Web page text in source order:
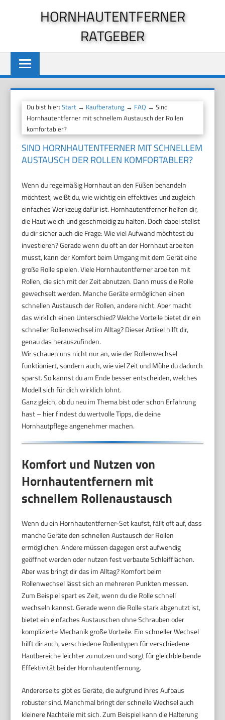
HORNHAUTENTFERNER
RATGEBER
Du bist hier:Start → Kaufberatung → FAQ → Sind
Hornhautentferner mit schnellem Austausch der Rollen
komfortabler?
SIND HORNHAUTENTFERNER MIT SCHNELLEM
AUSTAUSCH DER ROLLEN KOMFORTABLER?
Wenn du regelmäßig Hornhaut an den Füßen behandeln
möchtest, weißt du, wie wichtig ein effektives und zugleich
einfaches Werkzeug dafür ist. Hornhautentferner helfen dir,
die Haut weich und geschmeidig zu halten. Doch dabei stellst
du dir sicher auch die Frage: Wie viel Aufwand möchtest du
investieren? Gerade wenn du oft an der Hornhaut arbeiten
musst, kann der Komfort beim Umgang mit dem Gerät eine
große Rolle spielen. Viele Hornhautentferner arbeiten mit
Rollen, die sich mit der Zeit abnutzen. Dann muss die Rolle
gewechselt werden. Manche Geräte ermöglichen einen
schnellen Austausch der Rollen, andere nicht. Aber macht
das wirklich einen Unterschied? Welche Vorteile bietet dir ein
schneller Rollenwechsel im Alltag? Dieser Artikel hilft dir,
genau das herauszufinden.
Wir schauen uns nicht nur an, wie der Rollenwechsel
funktioniert, sondern auch, wie viel Zeit und Mühe du dadurch
sparst. So kannst du am Ende besser entscheiden, welches
Modell sich für dich wirklich lohnt.
Ganz gleich, ob du neu im Thema bist oder schon Erfahrung
hast – hier findest du wertvolle Tipps, die deine
Hornhautpflege angenehmer machen.
Komfort und Nutzen von
Hornhautentfernern mit
schnellem Rollenaustausch
Wenn du ein Hornhautentferner-Set kaufst, fällt oft auf, dass
manche Geräte den schnellen Austausch der Rollen
ermöglichen. Andere müssen dagegen erst aufwendig
geöffnet werden oder nutzen fest verbaute Schleifflächen.
Aber was bringt dir das im Alltag? Komfort beim
Rollenwechsel lässt sich an mehreren Punkten messen.
Zum Beispiel spart es Zeit, wenn du die Rolle schnell
wechseln kannst. Gerade wenn die Rolle stark abgenutzt ist,
bietet ein einfaches Austauschen ohne Schrauben oder
komplizierte Mechanik große Vorteile. Ein schneller Wechsel
hilft dir auch, verschiedene Rollentypen für verschiedene
Hautbereiche leichter zu nutzen und sorgt für gleichbleibende
Effektivität bei der Hornhautentfernung.
Andererseits gibt es Geräte, die aufgrund ihres Aufbaus
robuster sind. Manchmal bringt der schnelle Wechsel auch
kleinere Nachteile mit sich. Zum Beispiel kann die Halterung